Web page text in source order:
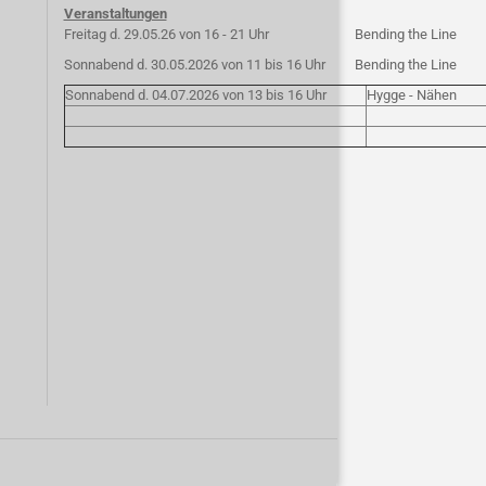
Veranstaltungen
Freitag d. 29.05.26 von 16 - 21 Uhr
Bending the Line
Sonnabend d. 30.05.2026 von 11 bis 16 Uhr
Bending the Line
Sonnabend d. 04.07.2026 von 13 bis 16 Uhr
Hygge - Nähen